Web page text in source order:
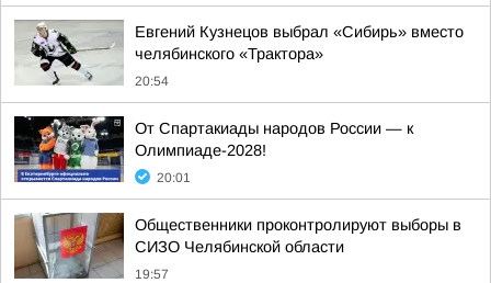
Евгений Кузнецов выбрал «Сибирь» вместо
челябинского «Трактора»
20:54
От Спартакиады народов России — к
Олимпиаде-2028!
20:01
Общественники проконтролируют выборы в
СИЗО Челябинской области
19:57